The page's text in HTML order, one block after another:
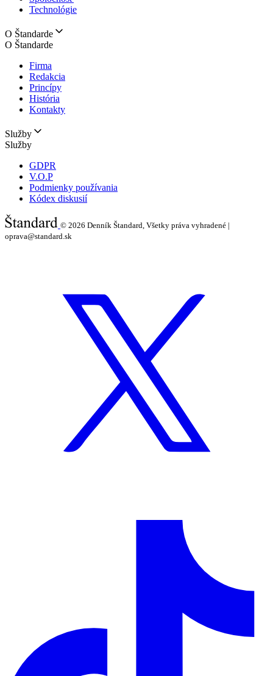
Technológie
O Štandarde
O Štandarde
Firma
Redakcia
Princípy
História
Kontakty
Služby
Služby
GDPR
V.O.P
Podmienky používania
Kódex diskusií
© 2026 Denník Štandard, Všetky práva vyhradené |
oprava@standard.sk